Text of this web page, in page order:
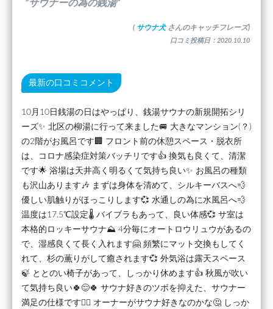
”サウナーの為の銭湯”
( サウナ犬 さんのキャッチフレーズ)
口コミ投稿日：2020.10.10
最新の口コミコメント
10月10日銭湯の日はやっぱり、銭湯サウナの新規開拓シリ
ーズ✨ 北区の柳湯に行って来ました🚐 大きなマンション(？)
の2階がお風呂です🏢 フロント前の休憩スペース・脱衣所
は、コロナ感染症対策バッチリです👍 換気も良くて、清潔
です🌟 浴場は天井高く明るくて気持ち良い✨ お風呂の種類
も沢山あります🎶 まずは身体を清めて、シルキーバスへ💨
優しい肌触りがほっこりします💞 水通しの為に水風呂へ💨
温度は17.5℃設定🌡️ バイブラもあって、良い体感💞 サ室は
本格的ロッキーサウナ⛰️ 4分毎にオートロウリュウがあるの
で、湿感良くて長く入れます🤗 頻繁にマット交換もしてく
れて、杉の薫りがして癒されます💞 外気浴は露天スペース
🍃 ととのい椅子があって、しっかり休めます👍 秋風が吹い
て気持ち良い🍀😌🍀 サウナ好きのツボを抑えた、サウナー
満足の仕様です🧖‍♂️ オーナーがサウナ好きなのかな🤔 しっか